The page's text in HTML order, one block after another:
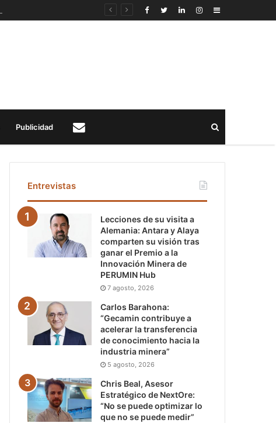
Sidebar
Publicidad
Entrevistas
Lecciones de su visita a
Alemania: Antara y Alaya
comparten su visión tras
ganar el Premio a la
Innovación Minera de
PERUMIN Hub
7 agosto, 2026
Carlos Barahona:
“Gecamin contribuye a
acelerar la transferencia
de conocimiento hacia la
industria minera”
5 agosto, 2026
Chris Beal, Asesor
Estratégico de NextOre:
“No se puede optimizar lo
que no se puede medir”